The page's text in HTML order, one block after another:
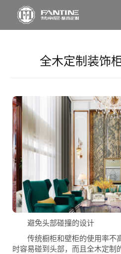
全木定制装饰
避免头部碰撞的设计
传统橱柜和壁柜的使用率不
时容易碰到头部，而且全木定制